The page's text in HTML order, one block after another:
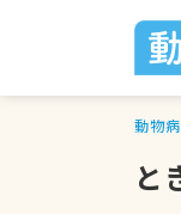
動物
と